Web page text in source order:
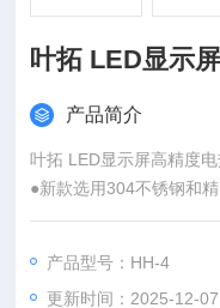
叶拓 LED显示
产品简介
叶拓 LED显示屏高精度
●新款选用304不锈钢和
●控温装置采用高稳定
●产品热平衡时间短，
确、直观。
产品型号：HH-4
更新时间：2025-12-07